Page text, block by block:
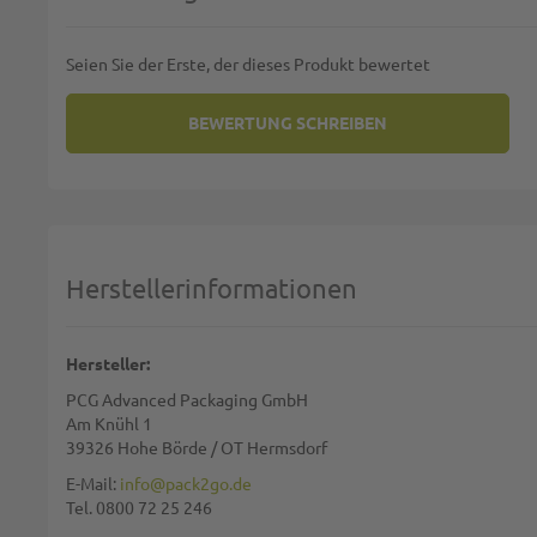
Seien Sie der Erste, der dieses Produkt bewertet
BEWERTUNG SCHREIBEN
Zusammenfassung:
Herstellerinformationen
Hersteller:
PCG Advanced Packaging GmbH
Am Knühl 1
39326 Hohe Börde / OT Hermsdorf
E-Mail: info@pack2go.de
Tel. 0800 72 25 246